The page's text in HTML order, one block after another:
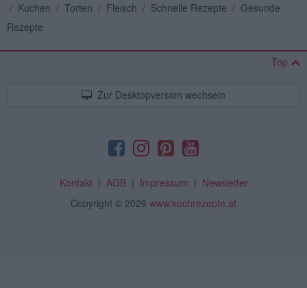
/ Kuchen / Torten / Fleisch / Schnelle Rezepte / Gesunde
Rezepte
Top
Zur Desktopversion wechseln
Kontakt| AGB| Impressum | Newsletter
Copyright © 2026 www.kochrezepte.at